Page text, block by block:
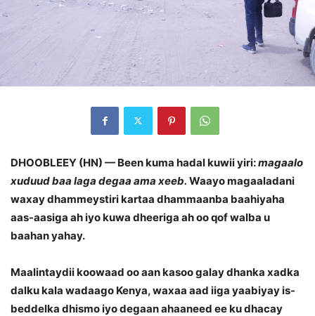
DHOOBLEEY (HN) — Been kuma hadal kuwii yiri:magaalo
xuduud baa laga degaa ama xeeb. Waayo magaaladani
waxay dhammeystiri kartaa dhammaanba baahiyaha
aas-aasiga ah iyo kuwa dheeriga ah oo qof walba u
baahan yahay.
Maalintaydii koowaad oo aan kasoo galay dhanka xadka
dalku kala wadaago Kenya, waxaa aad iiga yaabiyay is-
beddelka dhismo iyo degaan ahaaneed ee ku dhacay